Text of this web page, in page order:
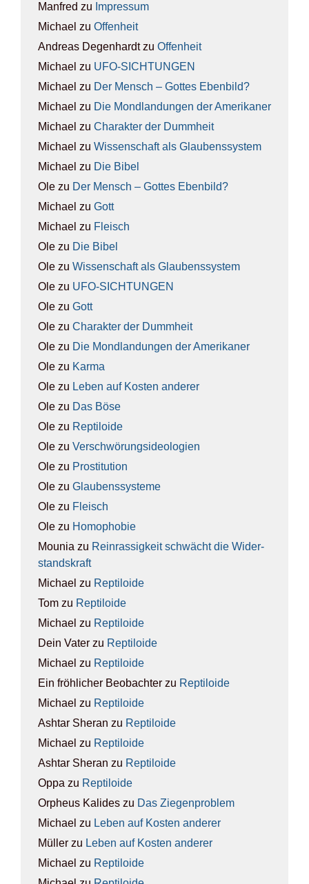
Manfred zu Impres­sum
Michael zu Offen­heit
Andreas Degenhardtzu Offen­heit
Michael zu UFO-SICH­TUN­GEN
Michael zu Der Mensch – Got­tes Eben­bild?
Michael zu Die Mond­lan­dun­gen der Ame­ri­ka­ner
Michael zu Cha­rak­ter der Dumm­heit
Michael zu Wis­sen­schaft als Glau­bens­sys­tem
Michael zu Die Bibel
Ole zu Der Mensch – Got­tes Eben­bild?
Michael zu Gott
Michael zu Fleisch
Ole zu Die Bibel
Ole zu Wis­sen­schaft als Glau­bens­sys­tem
Ole zu UFO-SICH­TUN­GEN
Ole zu Gott
Ole zu Cha­rak­ter der Dumm­heit
Ole zu Die Mond­lan­dun­gen der Ame­ri­ka­ner
Ole zu Kar­ma
Ole zu Leben auf Kos­ten ande­rer
Ole zu Das Böse
Ole zu Rep­ti­lo­ide
Ole zu Ver­schwö­rungs­ideo­lo­gien
Ole zu Pro­sti­tu­ti­on
Ole zu Glau­bens­sys­te­me
Ole zu Fleisch
Ole zu Homo­pho­bie
Mounia zu Rein­ras­sig­keit schwächt die Wider­
stands­kraft
Michael zu Rep­ti­lo­ide
Tom zu Rep­ti­lo­ide
Michael zu Rep­ti­lo­ide
Dein Vater zu Rep­ti­lo­ide
Michael zu Rep­ti­lo­ide
Ein fröhlicher Beobachter zu Rep­ti­lo­ide
Michael zu Rep­ti­lo­ide
Ashtar Sheran zu Rep­ti­lo­ide
Michael zu Rep­ti­lo­ide
Ashtar Sheran zu Rep­ti­lo­ide
Oppa zu Rep­ti­lo­ide
Orpheus Kalides zu Das Zie­gen­pro­blem
Michael zu Leben auf Kos­ten ande­rer
Müller zu Leben auf Kos­ten ande­rer
Michael zu Rep­ti­lo­ide